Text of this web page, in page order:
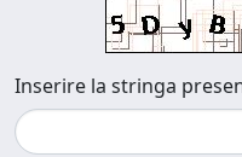
Inserire la stringa